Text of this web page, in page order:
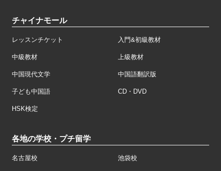
チャイナモール
レッスンチケット 入門&初級教材
中級教材 上級教材
中国現代文学 中国語翻訳版
子ども中国語 CD・DVD
HSK検定
各地の学校・プチ留学
名古屋校 池袋校